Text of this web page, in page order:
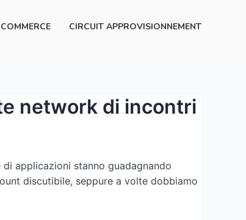
CIRCUIT APPROVISIONNEMENT
network di incontri
applicazioni stanno guadagnando
discutibile, seppure a volte dobbiamo